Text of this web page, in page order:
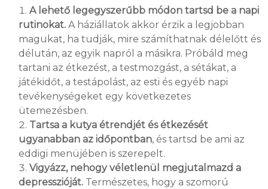
A lehető legegyszerűbb módon tartsd be a napi
rutinokat. A háziállatok akkor érzik a legjobban
magukat, ha tudják, mire számíthatnak délelőtt és
délután, az egyik napról a másikra. Próbáld meg
tartani az étkezést, a testmozgást, a sétákat, a
játékidőt, a testápolást, az esti és egyéb napi
tevékenységeket egy következetes
ütemezésben.
Tartsa a kutya étrendjét és étkezését
ugyanabban az időpontban, és tartsd be ami az
eddigi menüjében is szerepelt.
Vigyázz, nehogy véletlenül megjutalmazd a
depresszióját. Természetes, hogy a szomorú